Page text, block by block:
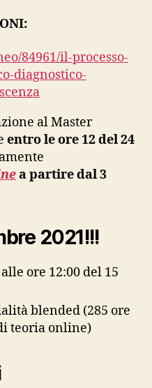
84961/il-processo-
diagnostico-
al Master
entro le ore 12 del 24
a partire dal 3
2021!!!
ore 12:00 del 15
blended (285 ore
teoria online)